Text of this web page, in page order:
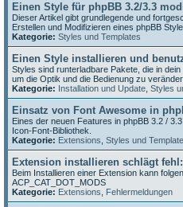
Einen Style für phpBB 3.2/3.3
Dieser Artikel gibt grundlegende und
Erstellen und Modifizieren eines phpBB
Kategorie: Styles und Templates
Einen Style installieren und
Styles sind runterladbare Pakete, die in
um die Optik und die Bedienung zu
Kategorie: Installation und Update Styles
Einsatz von Font Awesome in
Eines der neuen Features in phpBB 3.2 /
Icon-Font-Bibliothek.
Kategorie: Extensions Styles und
Extension installieren schlägt fehl:
Beim Installieren einer Extension kann
ACP_CAT_DOT_MODS
Kategorie: Extensions Fehlermeldungen